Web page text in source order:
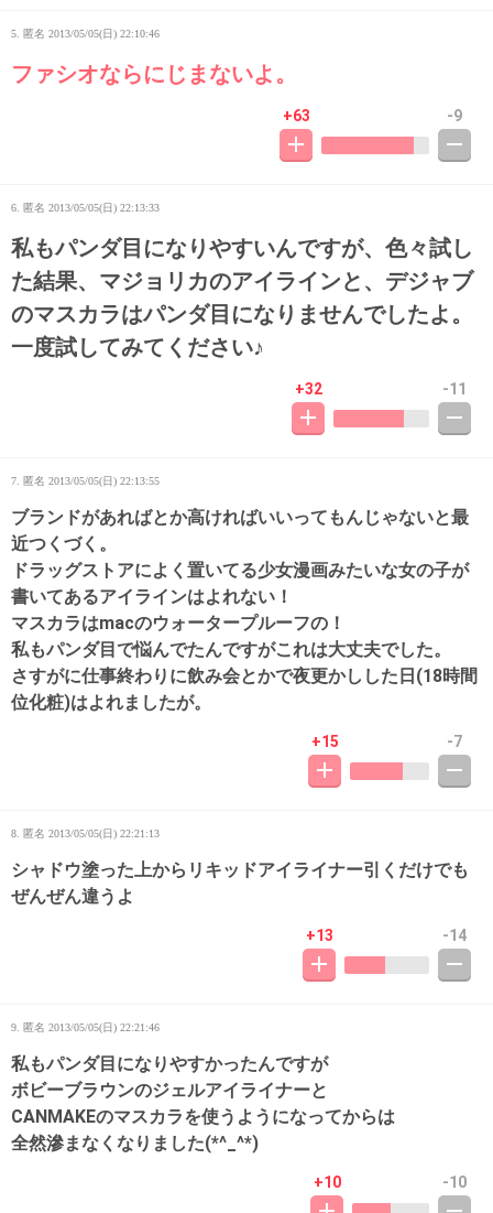
5. 匿名 2013/05/05(日) 22:10:46
ファシオならにじまないよ。
+63 -9
6. 匿名 2013/05/05(日) 22:13:33
私もパンダ目になりやすいんですが、色々試し
た結果、マジョリカのアイラインと、デジャブ
のマスカラはパンダ目になりませんでしたよ。
一度試してみてください♪
+32 -11
7. 匿名 2013/05/05(日) 22:13:55
ブランドがあればとか高ければいいってもんじゃないと最
近つくづく。
ドラッグストアによく置いてる少女漫画みたいな女の子が
書いてあるアイラインはよれない！
マスカラはmacのウォータープルーフの！
私もパンダ目で悩んでたんですがこれは大丈夫でした。
さすがに仕事終わりに飲み会とかで夜更かしした日(18時間
位化粧)はよれましたが。
+15 -7
8. 匿名 2013/05/05(日) 22:21:13
シャドウ塗った上からリキッドアイライナー引くだけでも
ぜんぜん違うよ
+13 -14
9. 匿名 2013/05/05(日) 22:21:46
私もパンダ目になりやすかったんですが
ボビーブラウンのジェルアイライナーと
CANMAKEのマスカラを使うようになってからは
全然滲まなくなりました(*^_^*)
+10 -10